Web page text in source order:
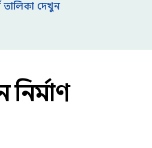
তালিকা দেখুন